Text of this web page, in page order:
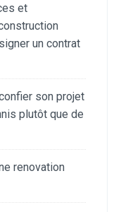
et
un contrat
son projet
plutôt que de
renovation